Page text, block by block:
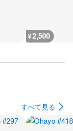
¥2,500
すべて見る